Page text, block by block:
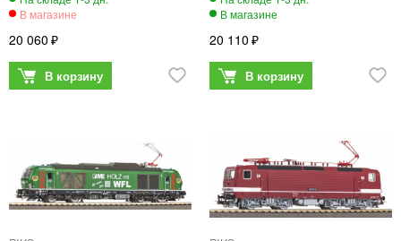
20 060 20 110